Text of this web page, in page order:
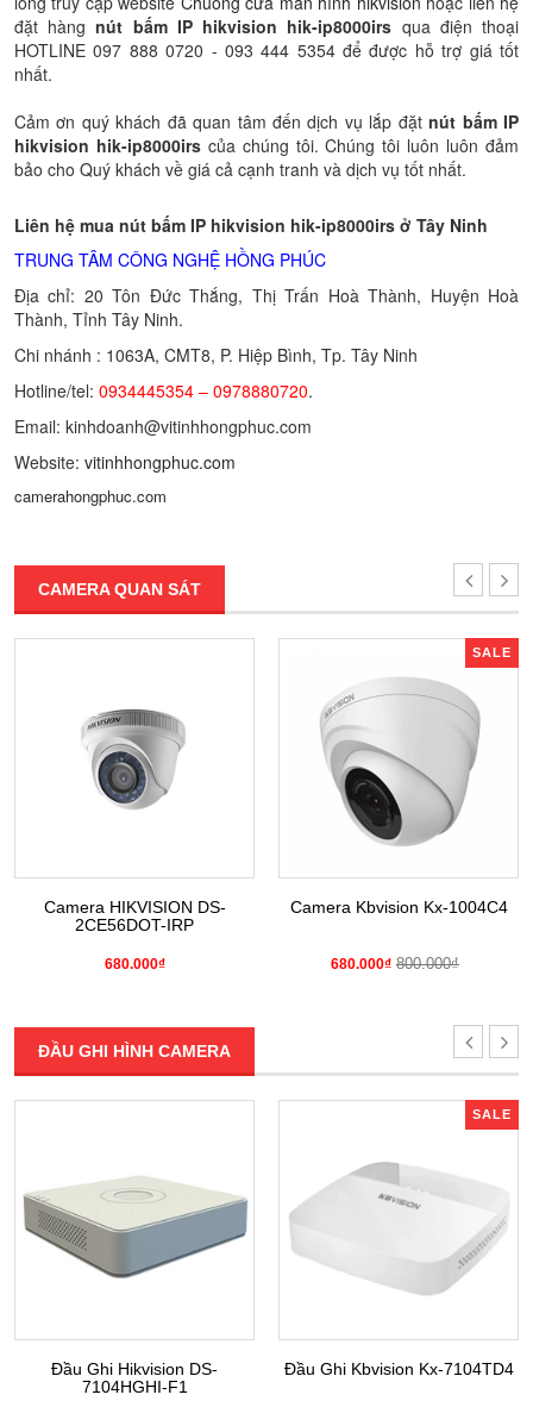
đặt hàngnút bấm IP hikvision hik-ip8000irs qua điện thoại
HOTLINE 097 888 0720 - 093 444 5354 để được hỗ trợ giá tốt
nhất.
Cảm ơn quý khách đã quan tâm đến dịch vụ lắp đặtnút bấm IP
hikvision hik-ip8000irscủa chúng tôi. Chúng tôi luôn luôn đảm
bảo cho Quý khách về giá cả cạnh tranh và dịch vụ tốt nhất.
Liên hệ mua nút bấm IP hikvision hik-ip8000irs ở Tây Ninh
TRUNG TÂM CÔNG NGHỆ HỒNG PHÚC
Địa chỉ: 20 Tôn Đức Thắng, Thị Trấn Hoà Thành, Huyện Hoà
Thành, Tỉnh Tây Ninh.
Chi nhánh : 1063A, CMT8, P. Hiệp Bình, Tp. Tây Ninh
Hotline/tel: 0934445354 – 0978880720.
Email: kinhdoanh@vitinhhongphuc.com
Website: vitinhhongphuc.com
camerahongphuc.com
CAMERA QUAN SÁT
Camera HIKVISION DS-
2CE56DOT-IRP
680.000₫
SALE
Camera Kbvision Kx-1004C4
680.000₫ 800.000₫
ĐẦU GHI HÌNH CAMERA
Đầu Ghi Hikvision DS-
7104HGHI-F1
SALE
Đầu Ghi Kbvision Kx-7104TD4